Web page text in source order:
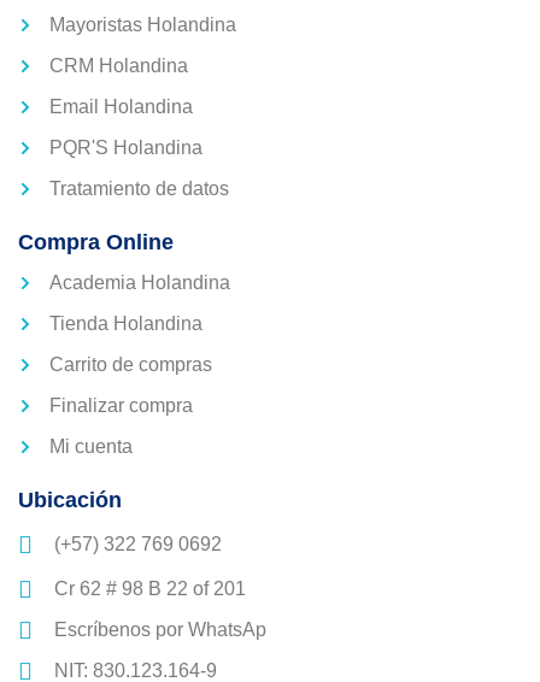
Mayoristas Holandina
CRM Holandina
Email Holandina
PQR'S Holandina
Tratamiento de datos
Compra Online
Academia Holandina
Tienda Holandina
Carrito de compras
Finalizar compra
Mi cuenta
Ubicación
(+57) 322 769 0692
Cr 62 # 98 B 22 of 201
Escríbenos por WhatsAp
NIT: 830.123.164-9